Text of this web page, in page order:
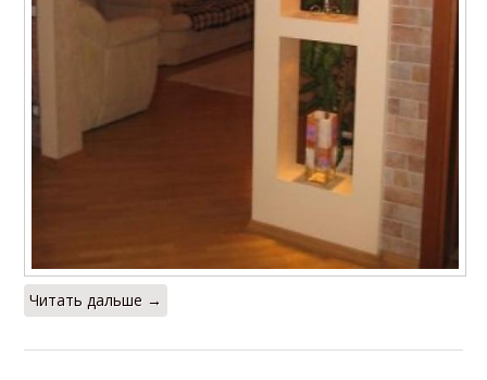
Читать дальше →